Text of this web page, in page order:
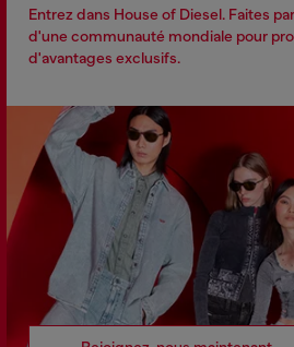
Entrez dans House of Diesel. Faites
d'une communauté mondiale pour
d'avantages exclusifs.